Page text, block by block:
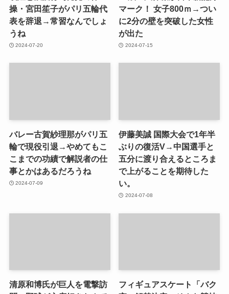
操・宮田笙子がパリ五輪代
表を辞退→常習なんでしょ
うね
2024-07-20
マーク！ 女子800ｍ→つい
に2分の壁を突破した女性
が出た
2024-07-15
バレー古賀紗理那がパリ五
輪で現役引退→やめてもこ
こまでの功績で解説者の仕
事とかはあるだろうね
2024-07-09
伊藤美誠 国際大会で1年半
ぶりの復活V→中国選手と
五分に渡り合えるところま
で上がることを期待した
い。
2024-07-08
清原和博氏が巨人を電撃訪
フィギュアスケート「バク